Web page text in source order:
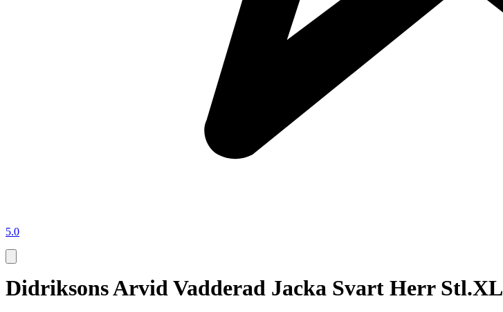
5.0
Didriksons Arvid Vadderad Jacka Svart Herr Stl.XL